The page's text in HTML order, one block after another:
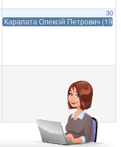
30
Карапата Олексій Петрович